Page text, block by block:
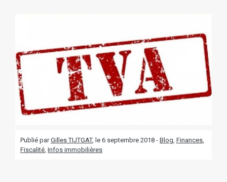
Publié parGilles TIJTGAT, le 6 septembre 2018 - Blog Finances
Fiscalité Infos immobilières